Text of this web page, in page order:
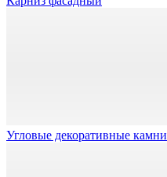
Угловые декоративные камни